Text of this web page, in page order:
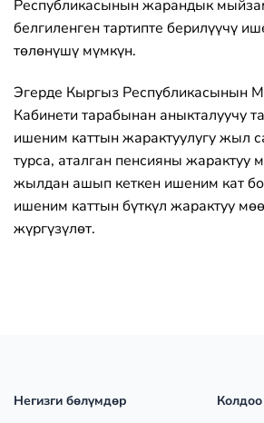
Республикасынын жарандык
белгиленген тартипте берилүүчү
төлөнүшү мүмкүн.
Эгерде Кыргыз Республикасынын
Кабинети тарабынан аныкталуучу
ишеним каттын жарактуулугу жыл
турса, аталган пенсияны жарактуу
жылдан ашып кеткен ишеним кат
ишеним каттын бүткүл жарактуу
жүргүзүлөт.
Негизги бөлүмдөр